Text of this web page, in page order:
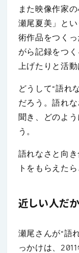
また映像作家
瀬尾夏美」と
術作品をつく
がら記録をつ
上げたりと活動
どうして“語れ
だろう。語れ
聞き、どのよ
う。
語れなさと向
トをもらえた
近しい人だ
瀬尾さんが“語
っかけは、